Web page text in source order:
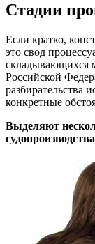
Стадии
Если кратко,
это свод
складывающихся
Российской
разбирательства
конкретные
Выделяют